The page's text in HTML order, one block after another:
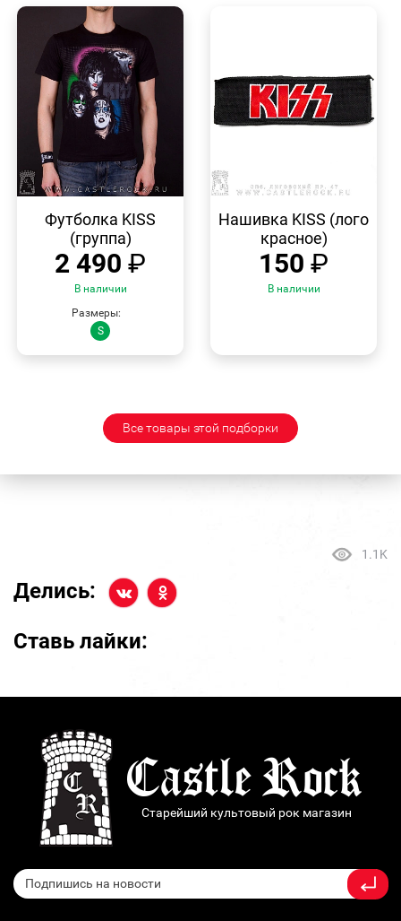
ПРОСМОТР
Футболка KISS
(группа)
2 490 ₽
В наличии
Размеры:
S
ПРОСМОТР
Нашивка KISS (лого
красное)
150 ₽
В наличии
Все товары этой подборки
1.1K
Делись:
Ставь лайки:
Старейший культовый рок магазин